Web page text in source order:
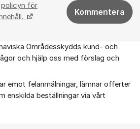
policyn för
Kommentera
Områdesskydds kund- och
och hjälp oss med förslag och
emot felanmälningar, lämnar offerter
enskilda beställningar via vårt